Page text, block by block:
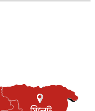
রানের মালিক এখন জস বাটলার
দুই বাড়ির মালিক
৬ আগস্ট, ২০২৬
কুলাউড়াবাসীর মত বিনিময়